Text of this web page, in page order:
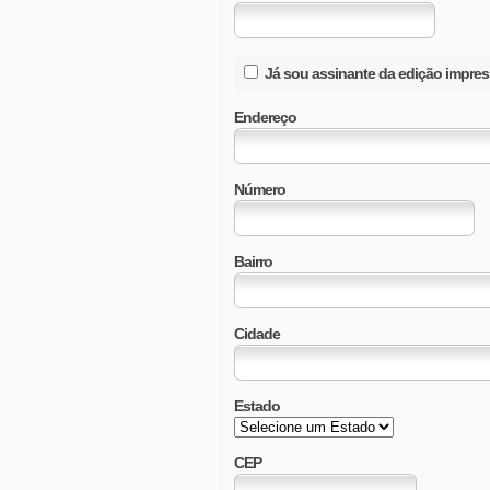
Já sou assinante da edição
Endereço
Número
Bairro
Cidade
Estado
CEP